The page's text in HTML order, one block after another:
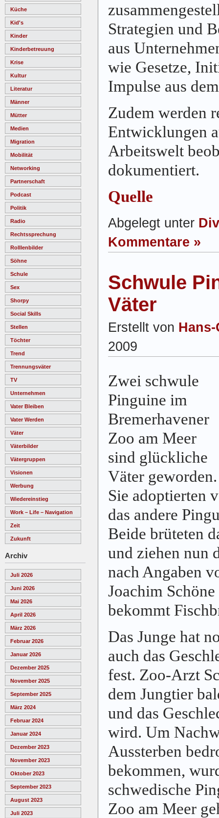
Küche
Kid's
Kinder
Kinderbetreuung
Krise
Kultur
Literatur
Männer
Mütter
Medien
Migration
Mobilität
Networking
Partnerschaft
Podcast
Politik
Radio
Rechtssprechung
Rolllenbilder
Söhne
Schule
Sex
Shorpy
Social Skills
Stellen
Töchter
Trend
Trennungsväter
TV
Unternehmen
Vater Bleiben
Vater Werden
Väter
Väterbilder
Vätergruppen
Visionen
Werbung
Wiedereinstieg
Work – Life – Navigation
Zeit
Zukunft
Archiv
Juli 2026
Juni 2026
Mai 2026
April 2026
März 2026
Februar 2026
Januar 2026
Dezember 2025
November 2025
September 2025
März 2024
Februar 2024
Januar 2024
Dezember 2023
November 2023
Oktober 2023
September 2023
August 2023
Juli 2023
Strategien und
aus
wie Gesetze,
Impulse aus
Zudem werden
Entwicklungen
Arbeitswelt
dokumentiert.
Quelle
Abgelegt unter
Kommentare »
Schwule
Väter
Erstellt von
2009
Zwei schwule
Pinguine im
Bremerhavener
Zoo am Meer
sind glückliche
Väter geworden.
Sie adoptierten
das andere
Beide brüteten
und ziehen nun
nach Angaben
Joachim
bekommt
Das Junge hat
auch das
fest. Zoo-Arzt
dem Jungtier
und das
wird. Um
Aussterben
bekommen,
schwedische
Zoo am Meer